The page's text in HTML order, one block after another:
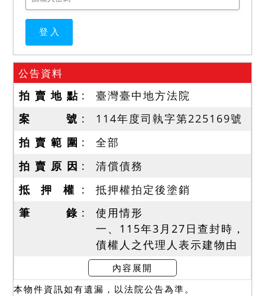
公告資料
拍 賣 地 點
臺灣臺中地方法院
案 號
114年度司執字第225169號
拍 賣 範 圍
全部
拍 賣 原 因
清償債務
抵 押 權
抵押權拍定後塗銷
筆 錄
使用情形
一、115年3月27日查封時，
債權人之代理人表示建物由
債務人之女兒居住，債務人
之女兒稱建物無輻射屋、海
砂屋、地震受創、嚴重漏
內容展開
本物件資訊如有遺漏，以法院公告為準。